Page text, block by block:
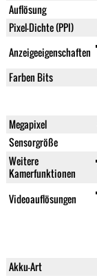
Auflösung
Pixel-Dichte (PPI)
Anzeigeeigenschaften
Farben Bits
Megapixel
Sensorgröße
Weitere
Kamerfunktionen
Videoauflösungen
Akku-Art